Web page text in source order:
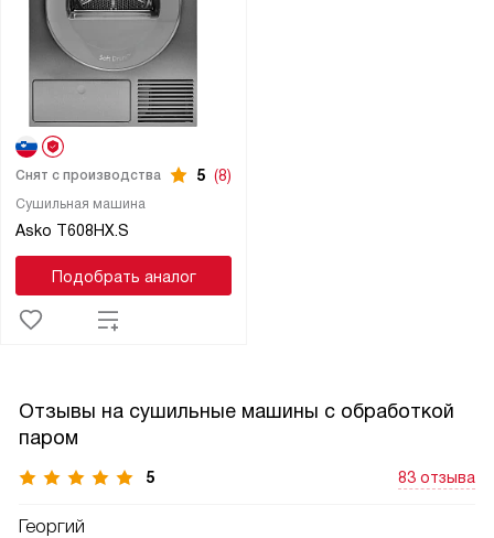
Сушильная машина
Asko T608HX.S
Снят с производства 5 (8)
Подобрать аналог
Отзывы на сушильные машины с обработкой
паром
5 83 отзыва
Георгий